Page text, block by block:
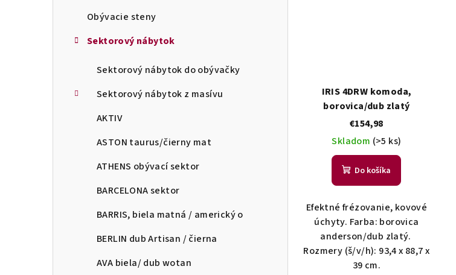
Obývacie steny
Sektorový nábytok
Sektorový nábytok do obývačky
Sektorový nábytok z masívu
AKTIV
ASTON taurus/čierny mat
ATHENS obývací sektor
BARCELONA sektor
BARRIS, biela matná / americký o
BERLIN dub Artisan / čierna
AVA biela/ dub wotan
IRIS 4DRW komoda,
borovica/dub zlatý
€154,98
Skladom (>5 ks)
Do košíka
Efektné frézovanie, kovové
úchyty. Farba: borovica
anderson/dub zlatý.
Rozmery (š/v/h): 93,4 x 88,7 x
39 cm.